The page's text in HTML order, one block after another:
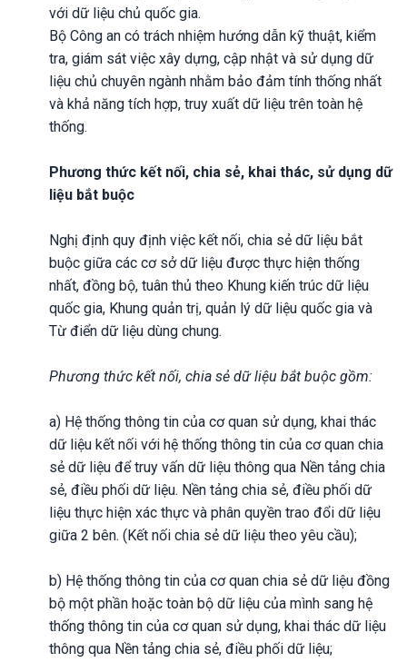
với dữ liệu chủ quốc gia.
Bộ Công an có trách nhiệm hướng dẫn kỹ thuật, kiểm
tra, giám sát việc xây dựng, cập nhật và sử dụng dữ
liệu chủ chuyên ngành nhằm bảo đảm tính thống nhất
và khả năng tích hợp, truy xuất dữ liệu trên toàn hệ
thống.
Phương thức kết nối, chia sẻ, khai thác, sử dụng dữ
liệu bắt buộc
Nghị định quy định việc kết nối, chia sẻ dữ liệu bắt
buộc giữa các cơ sở dữ liệu được thực hiện thống
nhất, đồng bộ, tuân thủ theo Khung kiến trúc dữ liệu
quốc gia, Khung quản trị, quản lý dữ liệu quốc gia và
Từ điển dữ liệu dùng chung.
Phương thức kết nối, chia sẻ dữ liệu bắt buộc gồm:
a) Hệ thống thông tin của cơ quan sử dụng, khai thác
dữ liệu kết nối với hệ thống thông tin của cơ quan chia
sẻ dữ liệu để truy vấn dữ liệu thông qua Nền tảng chia
sẻ, điều phối dữ liệu. Nền tảng chia sẻ, điều phối dữ
liệu thực hiện xác thực và phân quyền trao đổi dữ liệu
giữa 2 bên. (Kết nối chia sẻ dữ liệu theo yêu cầu);
b) Hệ thống thông tin của cơ quan chia sẻ dữ liệu đồng
bộ một phần hoặc toàn bộ dữ liệu của mình sang hệ
thống thông tin của cơ quan sử dụng, khai thác dữ liệu
thông qua Nền tảng chia sẻ, điều phối dữ liệu;